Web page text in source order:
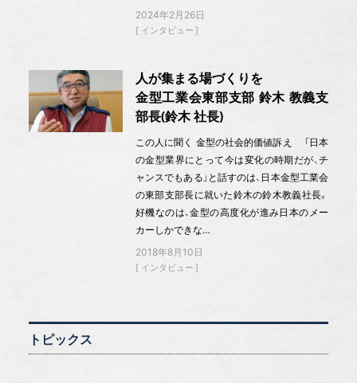
2024年2月26日
インタビュー
人が集まる場づくりを
金型工業会東部支部 鈴木 教義支
部長(鈴木 社長)
この人に聞く 金型の社会的価値訴え 「日本
の金型業界にとって今は変化の時期だが、チ
ャンスでもある」と話すのは、日本金型工業会
の東部支部長に就いた鈴木の鈴木教義社長。
好機なのは、金型の高度化が進み日本のメー
カーしかできな…
2018年8月10日
インタビュー
トピックス